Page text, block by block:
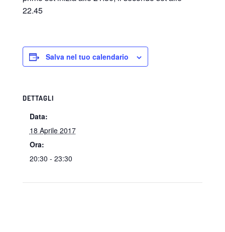
22.45
Salva nel tuo calendario
DETTAGLI
Data:
18 Aprile 2017
Ora:
20:30 - 23:30